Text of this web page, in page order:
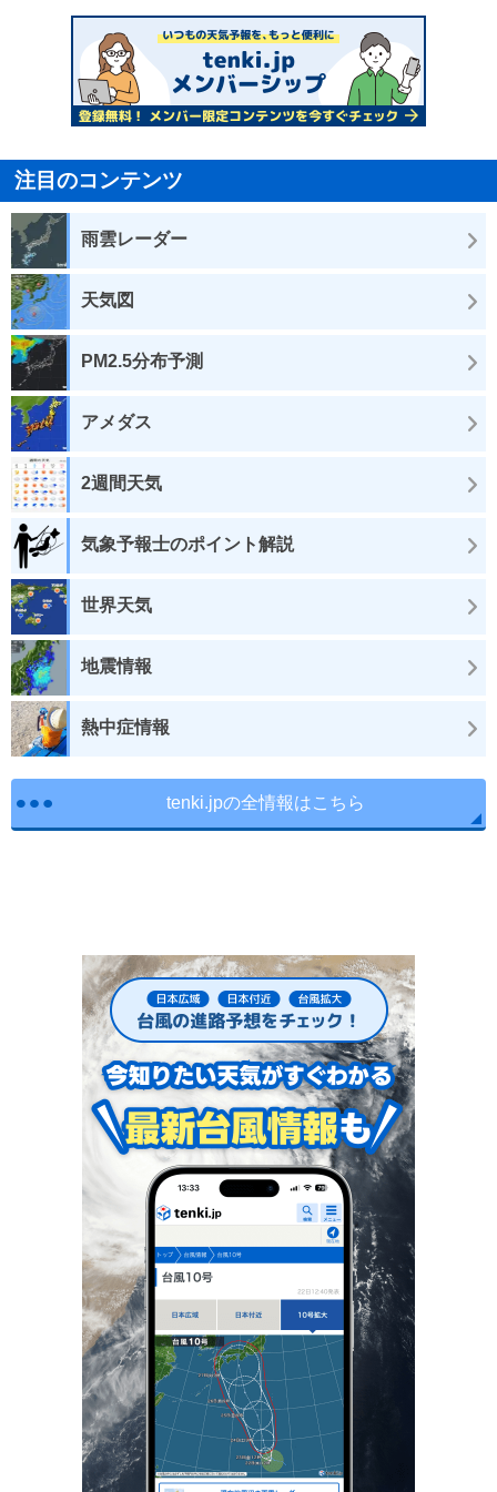
注目のコンテンツ
雨雲レーダー
天気図
PM2.5分布予測
アメダス
2週間天気
気象予報士のポイント解説
世界天気
地震情報
熱中症情報
tenki.jpの全情報はこちら